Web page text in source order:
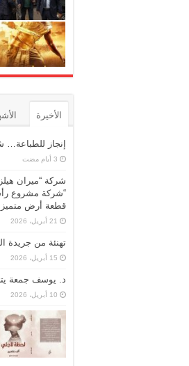
الأخيرة
إنجاز للطباعة…
شركة “ميران
“شركة مشروع رأس
قطعة أرض
21 أبريل، 2026
تهنئة من جريدة
15 أبريل، 2026
د. يوسف جمعة
10 أبريل، 2026